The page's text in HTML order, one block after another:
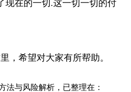
现在的一切.这一切一切的付
，希望对大家有所帮助。
法与风险解析，已整理在：